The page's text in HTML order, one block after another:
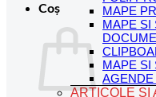
Coș
MAPE
MAPE SI
MAPE SI
ARTICOLE SI